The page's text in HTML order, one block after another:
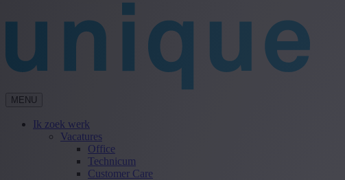
MENU
Ik zoek werk
Vacatures
Office
Technicum
Customer Care